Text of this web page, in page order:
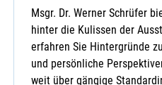
Msgr. Dr. Werner Schrüfer
hinter die Kulissen der
erfahren Sie Hintergründe
und persönliche
weit über gängige